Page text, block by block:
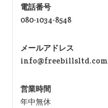
電話番号
080-1034-8548
メールアドレス
info@freebillsltd.com
営業時間
年中無休